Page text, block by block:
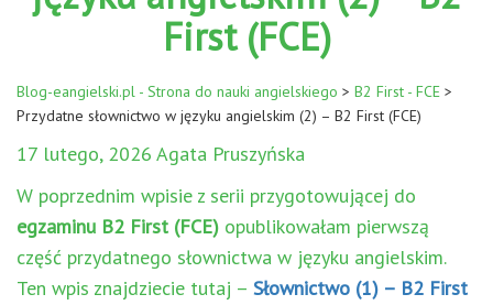
First (FCE)
Blog-eangielski.pl - Strona do nauki angielskiego > B2 First - FCE >
Przydatne słownictwo w języku angielskim (2) – B2 First (FCE)
17 lutego, 2026 Agata Pruszyńska
W poprzednim wpisie z serii przygotowującej do
egzaminu B2 First (FCE) opublikowałam pierwszą
część przydatnego słownictwa w języku angielskim.
Ten wpis znajdziecie tutaj – Słownictwo (1) – B2 First